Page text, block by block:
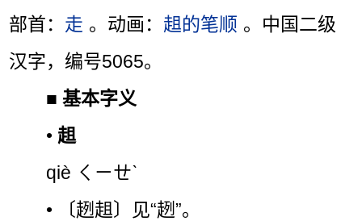
部首： 走 。动画： 趄的笔顺 。中国二级
汉字，编号5065。
■基本字义
• 趄
qiè ㄑㄧㄝˋ
• 〔趔趄〕见“趔”。